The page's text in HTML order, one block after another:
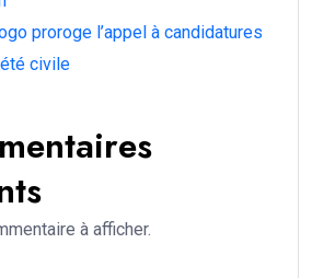
proroge l’appel à candidatures
civile
à afficher.